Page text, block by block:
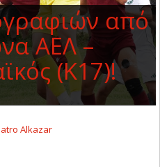
από
ΑΕΛ –
(Κ17)!